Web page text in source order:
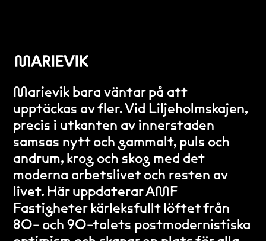
Marievik bara väntar på att
upptäckas av fler. Vid Liljeholmskajen,
precis i utkanten av innerstaden
samsas nytt och gammalt, puls och
andrum, krog och skog med det
moderna arbetslivet och resten av
livet. Här uppdaterar AMF
Fastigheter kärleksfullt löftet från
80- och 90-talets postmodernistiska